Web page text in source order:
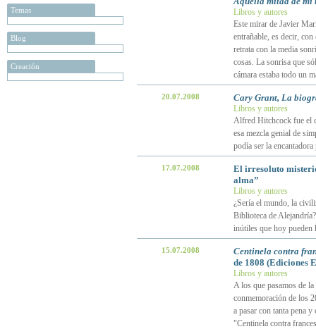
Temas
Blog
Creación
Libros y autores
Este mirar de Javier
entrañable, es decir,
retrata con la media
cosas. La sonrisa que
cámara estaba todo un
20.07.2008 Cary Grant, La
Libros y autores
Alfred Hitchcock fue el
esa mezcla genial de
podía ser la
17.07.2008
El irresoluto
alma”
Libros y autores
¿Sería el mundo, la
Biblioteca de
inútiles que hoy pueden
15.07.2008
Centinela contra
de 1808 (Ediciones
Libros y autores
A los que pasamos de
conmemoración de los
a pasar con tanta pena
"Centinela contra